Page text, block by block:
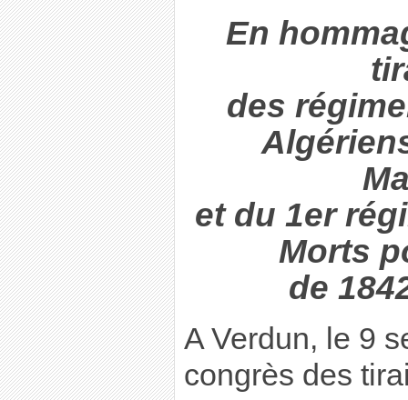
En
des
et du 1er
Morts
de
A Verdun, le 9
congrès des